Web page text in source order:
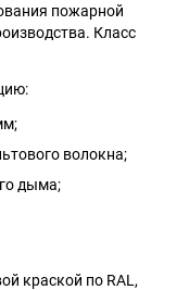
9:00 до 21:00
пожарной
Класс
волокна;
дыма;
краской по RAL,